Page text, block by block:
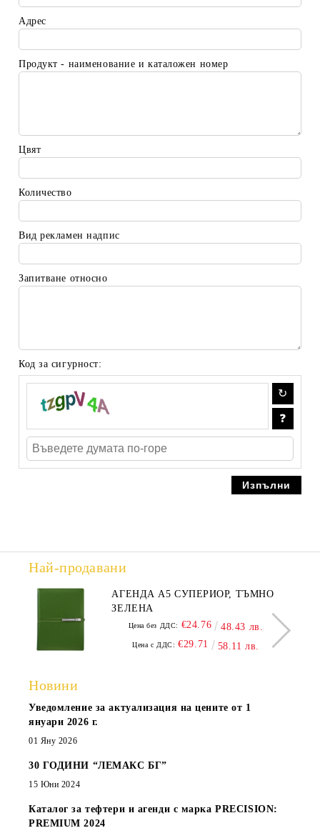
Адрес
Продукт - наименование и каталожен номер
Цвят
Количество
Вид рекламен надпис
Запитване относно
Код за сигурност:
Най-продавани
АГЕНДА А5 СУПЕРИОР, ТЪМНО
ЗЕЛЕНА
Цена без ДДС: €24.76 48.43 лв.
Цена с ДДС: €29.71 58.11 лв.
Новини
Уведомление за актуализация на цените от 1
януари 2026 г.
01 Яну 2026
30 ГОДИНИ “ЛЕМАКС БГ”
15 Юни 2024
Каталог за тефтери и агенди с марка PRECISION:
PREMIUM 2024